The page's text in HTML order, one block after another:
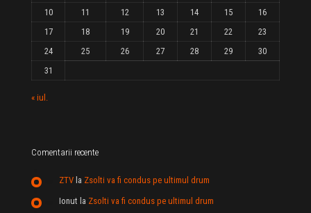
10
11 12 13 14 15
16
17
18 19 20 21 22
23
24
25 26 27 28 29
30
31
« iul.
Comentarii recente
ZTV la Zsolti va fi condus pe ultimul drum
Ionut la Zsolti va fi condus pe ultimul drum